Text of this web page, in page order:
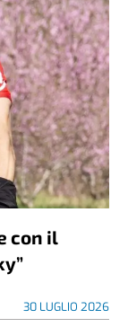
con il
30 LUGLIO 2026